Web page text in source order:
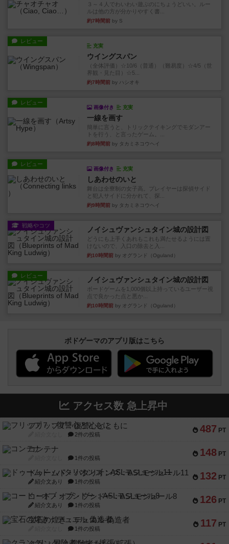
３～４人でわいわい遊ぶのにちょうどいい。ルー
ルは他の方が分かりやすく書...
約7時間前 by S
レビュー
充実
ウイングスパン
（全体評価）☆10/6（普通）（難易度）☆4/5（世
界観・見た目）☆5...
約7時間前 by ハシオキ
レビュー
画像付き 充実
一線を画す
簡単に言うと、トリックテイキングでモダンアー
トを行う、と言ったゲーム。...
約8時間前 by タカミネコウヘイ
レビュー
画像付き 充実
しあわせのいと
舞台は全寮制の女子高。プレイヤーは探偵サイド
と犯人サイドに分かれて、探...
約9時間前 by タカミネコウヘイ
戦略やコツ ノイシュヴァンシュタイン城の設計図
どうにも上手くあれもこれも満たせるようには置
けないので、入口の除去と入...
約10時間前 by オグランド（Oguland）
レビュー ノイシュヴァンシュタイン城の設計図
ボードゲームを1,000個以上持っているユーザー視
点で良かった点と悪か...
約10時間前 by オグランド（Oguland）
ボドゲーマのアプリ版はこちら
アクセス数 急上昇中
487 PT
フリップ７：復讐心とともに
2件の投稿
148 PT
コンテナ
1件の投稿
132 PT
ドゥームド・バタリオンズ：ASLモジュール11
紹介文あり 1件の投稿
126 PT
コード・オブ・ブシドー：ASLモジュール8
紹介文あり 1件の投稿
117 PT
宝石の煌き：デュエル 偽造者
1件の投稿